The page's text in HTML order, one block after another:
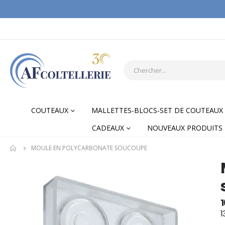
COUTEAUX MALLETTES-BLOCS-SET DE COUTEAUX
CADEAUX
NOUVEAUX PRODUITS
MOULE EN POLYCARBONATE SOUCOUPE
Skip
the